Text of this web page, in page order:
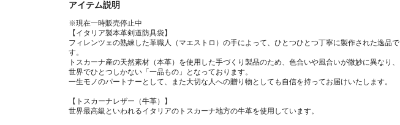
アイテム説明
※現在一時販売停止中
【イタリア製本革剣道防具袋】
フィレンツェの熟練した革職人（マエストロ）の手によって、ひとつひとつ丁寧に製作された逸品で
す。
トスカーナ産の天然素材（本革）を使用した手づくり製品のため、色合いや風合いが微妙に異なり、
世界でひとつしかない「一品もの」となっております。
一生モノのパートナーとして、また大切な人への贈り物としても自信を持ってお届けいたします。
【トスカーナレザー（牛革）】
世界最高級といわれるイタリアのトスカーナ地方の牛革を使用しています。